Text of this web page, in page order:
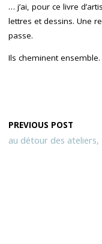
… j’ai, pour ce livre
lettres et dessins. Une
passe.
Ils cheminent ensemble.
PREVIOUS POST
au détour des ateliers,